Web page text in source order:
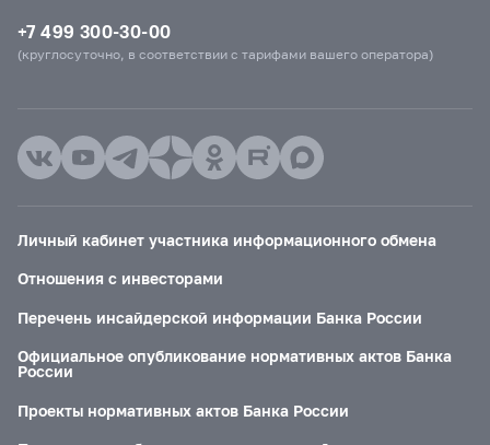
+7 499 300-30-00
(круглосуточно, в соответствии с тарифами вашего оператора)
Личный кабинет участника информационного обмена
Отношения с инвесторами
Перечень инсайдерской информации Банка России
Официальное опубликование нормативных актов Банка
России
Проекты нормативных актов Банка России